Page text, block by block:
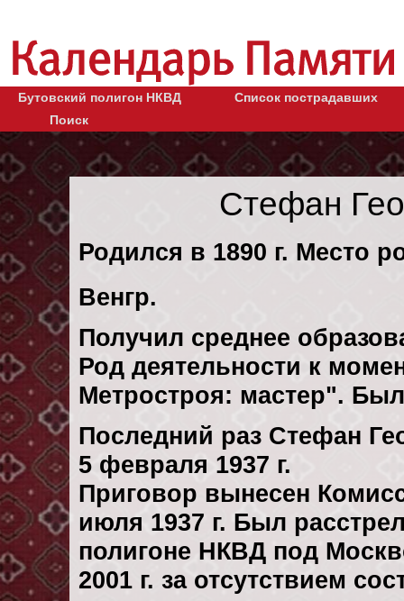
Бутовский полигон НКВД
Список пострадавших
Поиск
Стефан
Родился в 1890 г. Место
Венгр.
Получил среднее
Род деятельности к
Метростроя: мастер".
Последний раз Стефан
5 февраля 1937 г.
Приговор вынесен
июля 1937 г. Был
полигоне НКВД под
2001 г. за отсутствием